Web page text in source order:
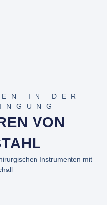
IN DER
VON
Instrumenten mit